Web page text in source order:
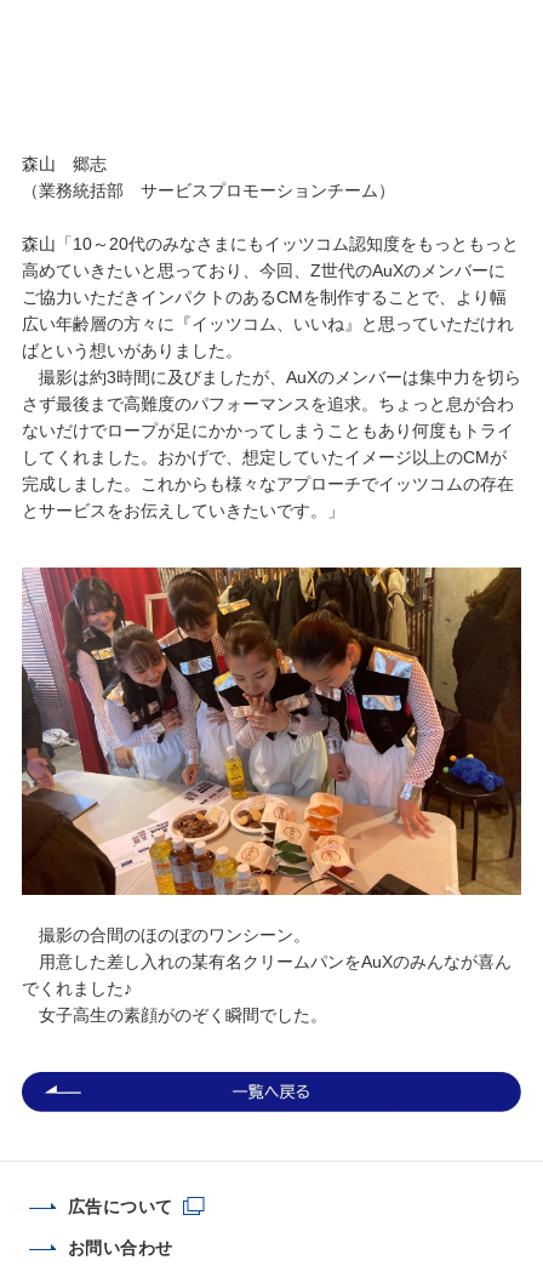
森山 郷志
（業務統括部 サービスプロモーションチーム）
森山「10～20代のみなさまにもイッツコム認知度をもっともっと
高めていきたいと思っており、今回、Z世代のAuXのメンバーに
ご協力いただきインパクトのあるCMを制作することで、より幅
広い年齢層の方々に『イッツコム、いいね』と思っていただけれ
ばという想いがありました。
撮影は約3時間に及びましたが、AuXのメンバーは集中力を切ら
さず最後まで高難度のパフォーマンスを追求。ちょっと息が合わ
ないだけでロープが足にかかってしまうこともあり何度もトライ
してくれました。おかげで、想定していたイメージ以上のCMが
完成しました。これからも様々なアプローチでイッツコムの存在
とサービスをお伝えしていきたいです。」
撮影の合間のほのぼのワンシーン。
用意した差し入れの某有名クリームパンをAuXのみんなが喜ん
でくれました♪
女子高生の素顔がのぞく瞬間でした。
広告について
お問い合わせ